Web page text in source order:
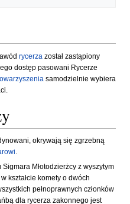
rycerza został zastąpiony
dostęp pasowani Rycerze
samodzielnie wybiera
okrywają się zgrzebną
.
Młotodzierżcy z wyszytym
kształcie komety o dwóch
pełnoprawnych członków
dla rycerza zakonnego jest